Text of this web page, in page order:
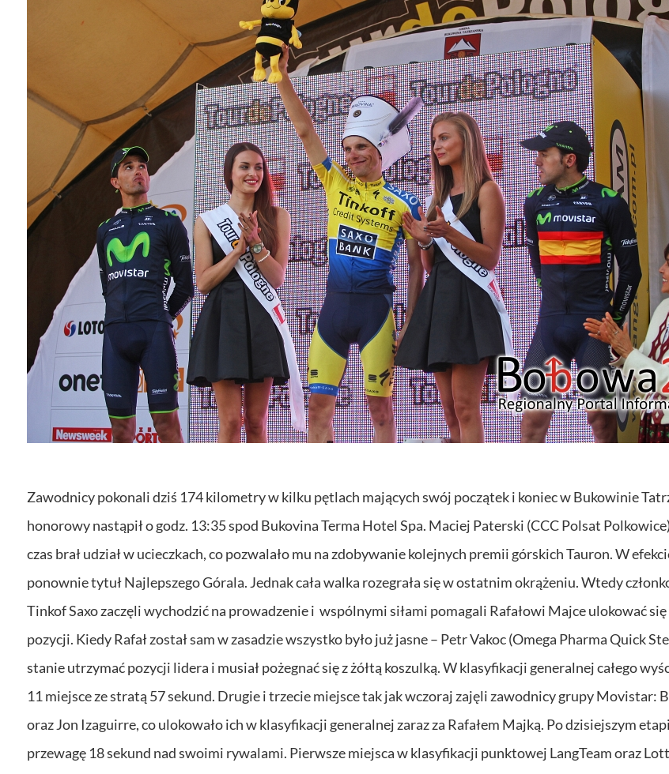
Zawodnicy pokonali dziś 174 kilometry w kilku pętlach mających swój początek i koniec w Bukowinie
honorowy nastąpił o godz. 13:35 spod Bukovina Terma Hotel Spa. Maciej Paterski (CCC Polsat
czas brał udział w ucieczkach, co pozwalało mu na zdobywanie kolejnych premii górskich Tauron. W
ponownie tytuł Najlepszego Górala. Jednak cała walka rozegrała się w ostatnim okrążeniu. Wtedy
Tinkof Saxo zaczęli wychodzić na prowadzenie i wspólnymi siłami pomagali Rafałowi Majce ulokować
pozycji. Kiedy Rafał został sam w zasadzie wszystko było już jasne – Petr Vakoc (Omega Pharma Quick
stanie utrzymać pozycji lidera i musiał pożegnać się z żółtą koszulką. W klasyfikacji generalnej całego
11 miejsce ze stratą 57 sekund. Drugie i trzecie miejsce tak jak wczoraj zajęli zawodnicy grupy Movistar:
oraz Jon Izaguirre, co ulokowało ich w klasyfikacji generalnej zaraz za Rafałem Majką. Po dzisiejszym
przewagę 18 sekund nad swoimi rywalami. Pierwsze miejsca w klasyfikacji punktowej LangTeam oraz